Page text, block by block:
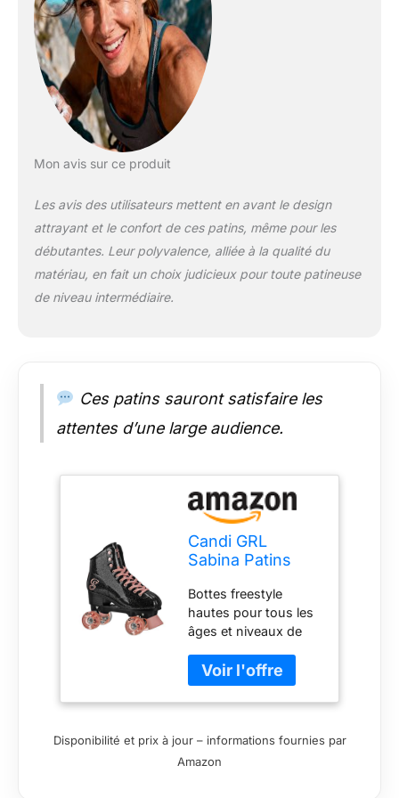
chaussures pour
femme.
Mon avis sur ce produit
Les avis des utilisateurs mettent en avant le design
attrayant et le confort de ces patins, même pour les
débutantes. Leur polyvalence, alliée à la qualité du
matériau, en fait un choix judicieux pour toute patineuse
de niveau intermédiaire.
Ces patins sauront satisfaire les
attentes d’une large audience.
Candi GRL
Sabina Patins
roulettes colorés,
Noir/Rose,
Pointure 39
Bottes freestyle
hautes pour tous les
âges et niveaux de
en matériau
synthétique avec un
bon soutien de la
à haute résistance
aux chocs avec
Disponibilité et prix à jour – informations fournies par
Amazon